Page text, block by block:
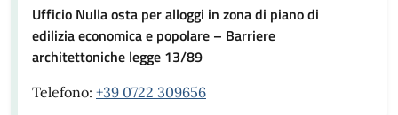
Ufficio Nulla osta per alloggi in zona di piano di
edilizia economica e popolare – Barriere
architettoniche legge 13/89
Telefono: +39 0722 309656